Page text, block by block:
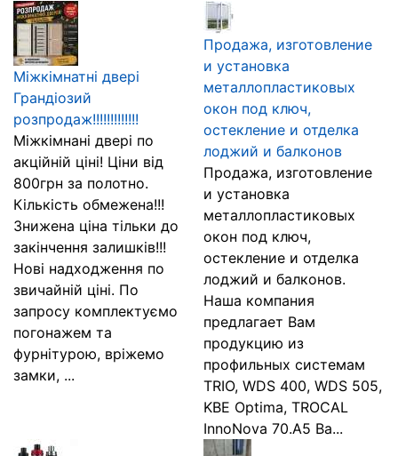
Міжкімнатні двері
Грандіозий
розпродаж!!!!!!!!!!!!!
Міжкімнані двері по
акційній ціні! Ціни від
800грн за полотно.
Кількість обмежена!!!
Знижена ціна тільки до
закінчення залишків!!!
Нові надходження по
звичайній ціні. По
запросу комплектуємо
погонажем та
фурнітурою, вріжемо
замки, ...
Продажа, изготовление
и установка
металлопластиковых
окон под ключ,
остекление и отделка
лоджий и балконов
Продажа, изготовление
и установка
металлопластиковых
окон под ключ,
остекление и отделка
лоджий и балконов.
Наша компания
предлагает Вам
продукцию из
профильных системам
TRIO, WDS 400, WDS 505,
KBE Optima, TROCAL
InnoNova 70.A5 Ba...